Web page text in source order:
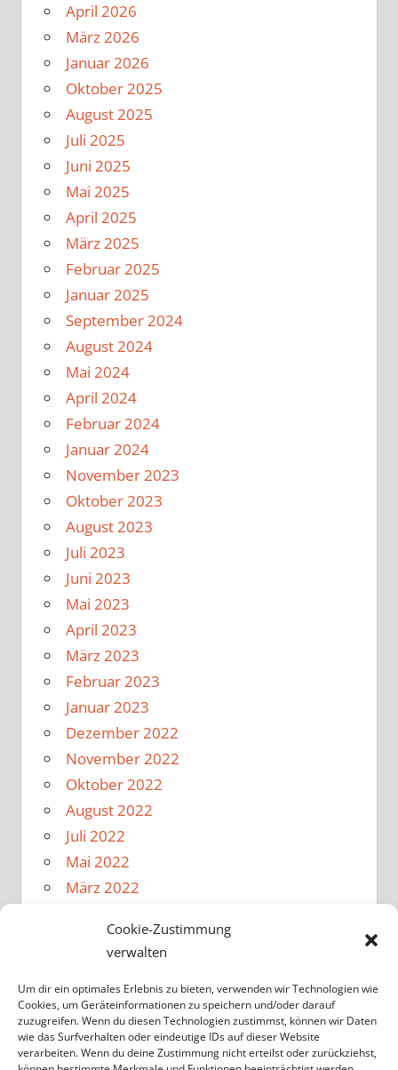
Cookie-Zustimmung
verwalten
Um dir ein optimales Erlebnis zu bieten, verwenden wir Technologien wie
Cookies, um Geräteinformationen zu speichern und/oder darauf
zuzugreifen. Wenn du diesen Technologien zustimmst, können wir Daten
wie das Surfverhalten oder eindeutige IDs auf dieser Website
verarbeiten. Wenn du deine Zustimmung nicht erteilst oder zurückziehst,
April 2026
März 2026
Januar 2026
Oktober 2025
August 2025
Juli 2025
Juni 2025
Mai 2025
April 2025
März 2025
Februar 2025
Januar 2025
September 2024
August 2024
Mai 2024
April 2024
Februar 2024
Januar 2024
November 2023
Oktober 2023
August 2023
Juli 2023
Juni 2023
Mai 2023
April 2023
März 2023
Februar 2023
Januar 2023
Dezember 2022
November 2022
Oktober 2022
August 2022
Juli 2022
Mai 2022
März 2022
Januar 2022
November 2021
Oktober 2021
August 2021